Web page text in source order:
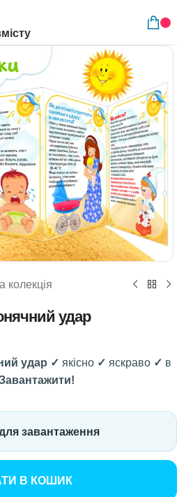
колекція
удар
удар ✓ якісно ✓ яскраво ✓ в
завантаження
В КОШИК